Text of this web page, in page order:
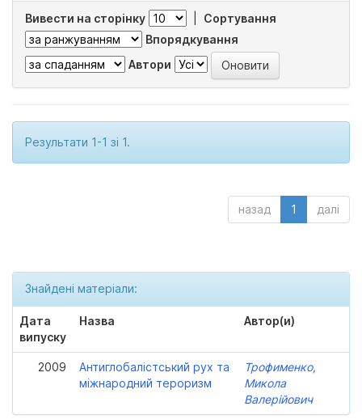
Вивести на сторінку
Сортування
Впорядкування
Автори
Результати 1-1 зі 1.
назад 1 далі
Знайдені матеріали:
Дата
випуску
Назва Автор(и)
2009
Антиглобалістський рух та
міжнародний тероризм
Трофименко,
Микола
Валерійович